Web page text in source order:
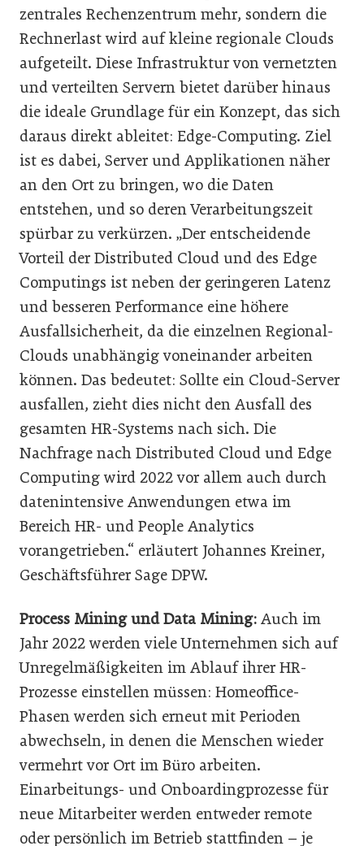
zentrales Rechenzentrum mehr, sondern die
Rechnerlast wird auf kleine regionale Clouds
aufgeteilt. Diese Infrastruktur von vernetzten
und verteilten Servern bietet darüber hinaus
die ideale Grundlage für ein Konzept, das sich
daraus direkt ableitet: Edge-Computing. Ziel
ist es dabei, Server und Applikationen näher
an den Ort zu bringen, wo die Daten
entstehen, und so deren Verarbeitungszeit
spürbar zu verkürzen. „Der entscheidende
Vorteil der Distributed Cloud und des Edge
Computings ist neben der geringeren Latenz
und besseren Performance eine höhere
Ausfallsicherheit, da die einzelnen Regional-
Clouds unabhängig voneinander arbeiten
können. Das bedeutet: Sollte ein Cloud-Server
ausfallen, zieht dies nicht den Ausfall des
gesamten HR-Systems nach sich. Die
Nachfrage nach Distributed Cloud und Edge
Computing wird 2022 vor allem auch durch
datenintensive Anwendungen etwa im
Bereich HR- und People Analytics
vorangetrieben.“ erläutert Johannes Kreiner,
Geschäftsführer Sage DPW.
Process Mining und Data Mining: Auch im
Jahr 2022 werden viele Unternehmen sich auf
Unregelmäßigkeiten im Ablauf ihrer HR-
Prozesse einstellen müssen: Homeoffice-
Phasen werden sich erneut mit Perioden
abwechseln, in denen die Menschen wieder
vermehrt vor Ort im Büro arbeiten.
Einarbeitungs- und Onboardingprozesse für
neue Mitarbeiter werden entweder remote
oder persönlich im Betrieb stattfinden – je